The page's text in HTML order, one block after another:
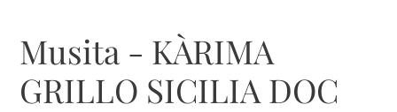
Musita - KÀRIMA
GRILLO SICILIA DOC